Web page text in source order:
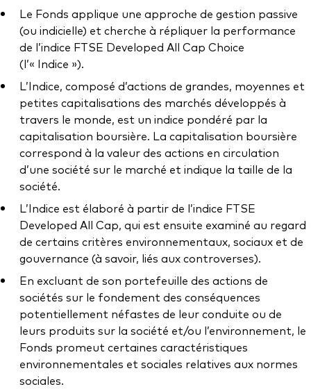
Gérance des placements
Le Fonds applique une approche de gestion passive
(ou indicielle) et cherche à répliquer la performance
de l’indice FTSE Developed All Cap Choice
(l’« Indice »).
L’Indice, composé d’actions de grandes, moyennes et
petites capitalisations des marchés développés à
travers le monde, est un indice pondéré par la
capitalisation boursière. La capitalisation boursière
correspond à la valeur des actions en circulation
d’une société sur le marché et indique la taille de la
société.
L’Indice est élaboré à partir de l’indice FTSE
Developed All Cap, qui est ensuite examiné au regard
de certains critères environnementaux, sociaux et de
gouvernance (à savoir, liés aux controverses).
En excluant de son portefeuille des actions de
sociétés sur le fondement des conséquences
potentiellement néfastes de leur conduite ou de
leurs produits sur la société et/ou l’environnement, le
Fonds promeut certaines caractéristiques
environnementales et sociales relatives aux normes
sociales.